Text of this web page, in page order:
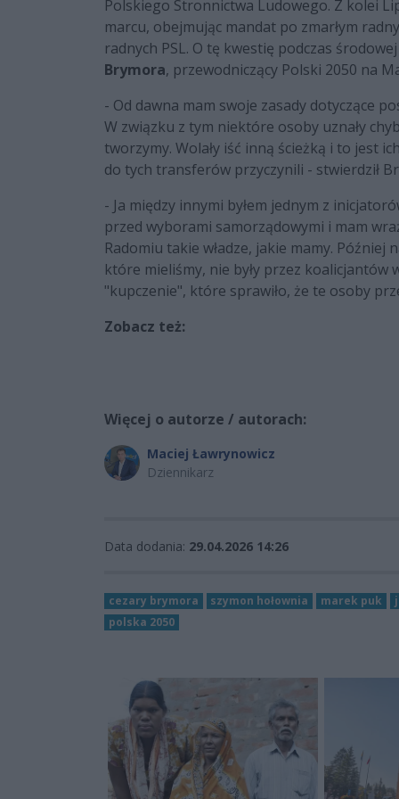
Polskiego Stronnictwa Ludowego. Z kolei
marcu, obejmując mandat po zmarłym
radnych PSL. O tę kwestię podczas
Brymora, przewodniczący Polski 2050 na
- Od dawna mam swoje zasady dotyczące
W związku z tym niektóre osoby uznały
tworzymy. Wolały iść inną ścieżką i to jest
do tych transferów przyczynili - stwierdził
- Ja między innymi byłem jednym z
przed wyborami samorządowymi i mam
Radomiu takie władze, jakie mamy.
które mieliśmy, nie były przez koalicjantów
"kupczenie", które sprawiło, że te osoby
Zobacz też:
Więcej o autorze / autorach:
Maciej Ławrynowicz
Dziennikarz
Data dodania: 29.04.2026 14:26
cezary brymora szymon hołownia marek puk
polska 2050